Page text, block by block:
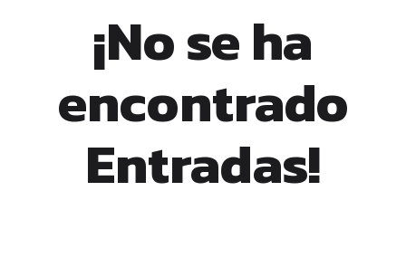
¡No se ha
encontrado
Entradas!